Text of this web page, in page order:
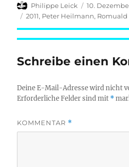
Autor
Philippe Leick
am
10.
Schlagwörter
2011, Peter Heilmann, Romuald
Schreibe einen
Deine E-Mail-Adresse wird nicht
Erforderliche Felder sind mit *
KOMMENTAR *